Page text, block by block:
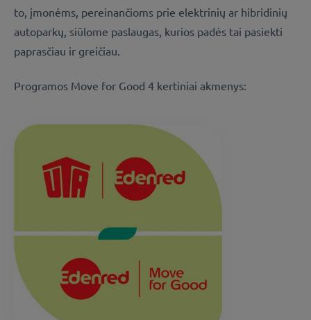
to, įmonėms, pereinančioms prie elektrinių ar hibridinių
autoparkų, siūlome paslaugas, kurios padės tai pasiekti
paprasčiau ir greičiau.
Programos Move for Good 4 kertiniai akmenys: